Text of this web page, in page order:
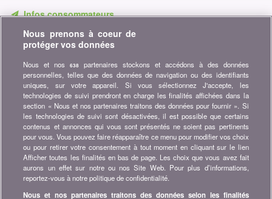
Infos consommateurs
Ne ratez aucune occasion d'économiser. Recevez nos
comparatifs, conseils et astuces dans les domaines tels que
l'assurance, la finance, produits de consommation et bien plus...
Abonnez-vous à la newsletter
Rejoignez la communauté
Restez à l'affût, retrouvez tous les conseils et astuces pour
économiser sur :
Nous prenons à coeur de
protéger vos données
Nous et nos638
partenaires stockons et accédons à des données
personnelles, telles que des données de navigation ou des identifiants
uniques, sur votre appareil. Si vous sélectionnez J'accepte, les
technologies de suivi prendront en charge les finalités affichées dans la
section « Nous et nos partenaires traitons des données pour fournir ». Si
les technologies de suivi sont désactivées, il est possible que certains
contenus et annonces qui vous sont présentés ne soient pas pertinents
pour vous. Vous pouvez faire réapparaître ce menu pour modifier vos choix
ou pour retirer votre consentement à tout moment en cliquant sur le lien
Afficher toutes les finalités en bas de page. Les choix que vous avez fait
aurons un effet sur notre ou nos Site Web. Pour plus d’informations,
reportez-vous à notre politique de confidentialité.
Nous et nos partenaires traitons des données selon les finalités